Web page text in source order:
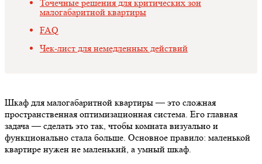
Точечные решения для критических зон
малогабаритной квартиры
FAQ
Чек-лист для немедленных действий
Шкаф для малогабаритной квартиры— это сложная
пространственная оптимизационная система. Его главная
задача — сделать это так, чтобы комната визуально и
функционально стала больше. Основное правило: маленькой
квартире нужен не маленький, а умный шкаф.